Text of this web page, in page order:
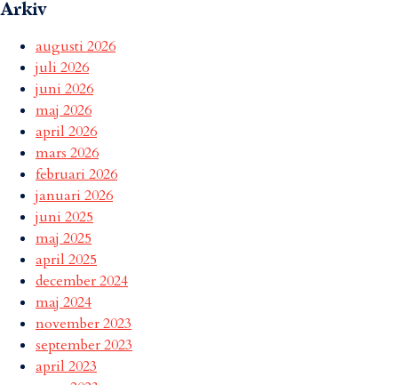
Arkiv
augusti 2026
juli 2026
juni 2026
maj 2026
april 2026
mars 2026
februari 2026
januari 2026
juni 2025
maj 2025
april 2025
december 2024
maj 2024
november 2023
september 2023
april 2023